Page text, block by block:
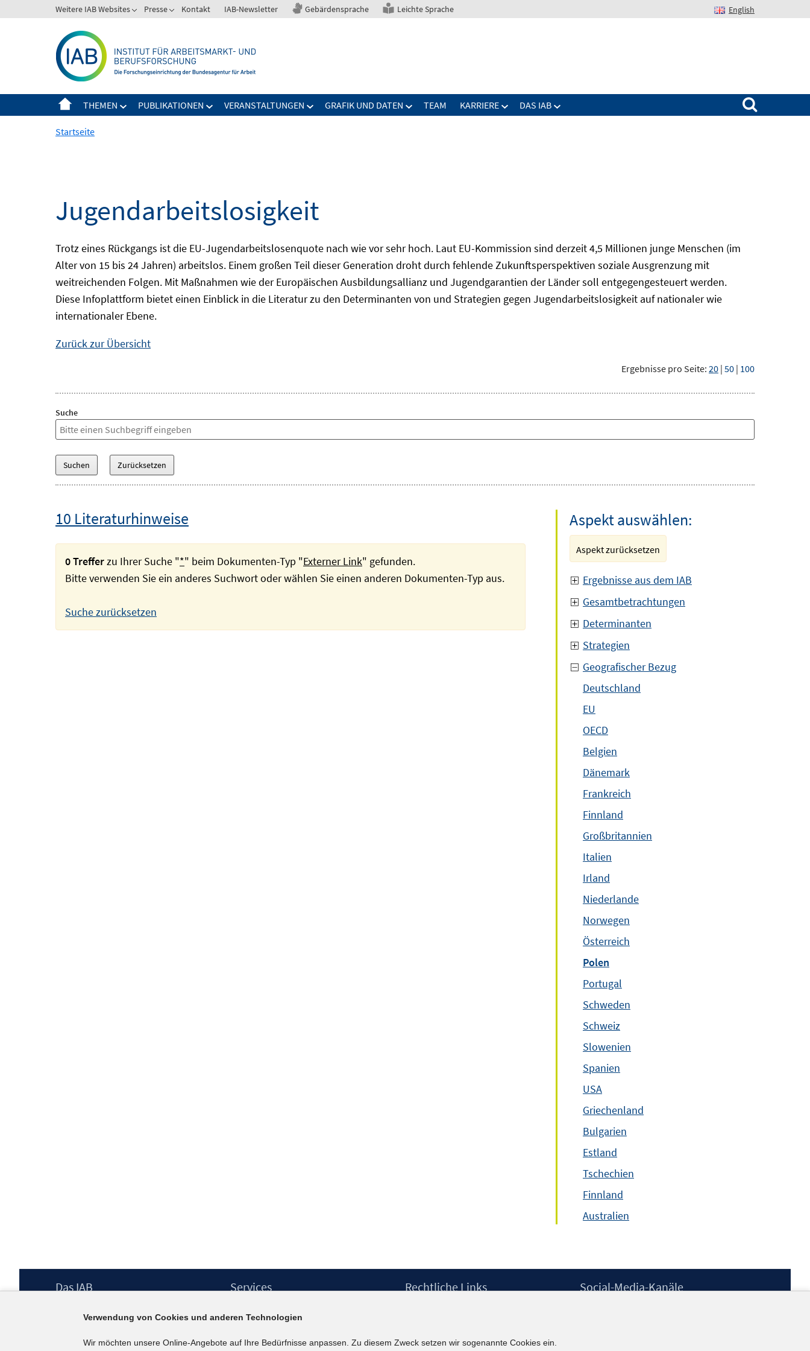
zum
Weitere IAB Websites Presse Kontakt IAB-Newsletter Gebärdensprache Leichte Sprache English
THEMEN PUBLIKATIONEN VERANSTALTUNGEN GRAFIK UND DATEN TEAM KARRIERE DAS IAB
Suchen nach:
Startseite
Jugendarbeitslosigkeit
Trotz eines Rückgangs ist die EU-Jugendarbeitslosenquote nach wie vor sehr hoch. Laut EU-Kommission sind derzeit 4,5 Millionen junge Menschen (im
Alter von 15 bis 24 Jahren) arbeitslos. Einem großen Teil dieser Generation droht durch fehlende Zukunftsperspektiven soziale Ausgrenzung mit
weitreichenden Folgen. Mit Maßnahmen wie der Europäischen Ausbildungsallianz und Jugendgarantien der Länder soll entgegengesteuert werden.
Diese Infoplattform bietet einen Einblick in die Literatur zu den Determinanten von und Strategien gegen Jugendarbeitslosigkeit auf nationaler wie
internationaler Ebene.
Zurück zur Übersicht
Ergebnisse pro Seite: 20 | 50 | 100
Suche
10 Literaturhinweise
0 Trefferzu Ihrer Suche "*" beim Dokumenten-Typ "Externer Link" gefunden.
Bitte verwenden Sie ein anderes Suchwort oder wählen Sie einen anderen Dokumenten-Typ aus.
Suche zurücksetzen
Aspekt auswählen:
Aspekt zurücksetzen
Ergebnisse aus dem IAB
Gesamtbetrachtungen
Determinanten
Strategien
Geografischer Bezug
Deutschland
EU
OECD
Belgien
Dänemark
Frankreich
Finnland
Großbritannien
Italien
Irland
Niederlande
Norwegen
Österreich
Polen
Portugal
Schweden
Schweiz
Slowenien
Spanien
USA
Griechenland
Bulgarien
Estland
Tschechien
Finnland
Australien
Footer
Das IAB
Berufsforschung (IAB) – unser Leitbild
Institutsleitung
Services
IAB-Newsletter
Kontakt
Rechtliche Links
Erklärung zur Barrierefreiheit
Social-Media-Kanäle
Verwendung von Cookies und anderen Technologien
Wir möchten unsere Online-Angebote auf Ihre Bedürfnisse anpassen. Zu diesem Zweck setzen wir sogenannte Cookies ein.